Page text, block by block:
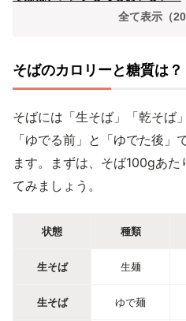
全て表示（20
そばのカロリーと糖質は？
そばには「生そば」「乾そば
「ゆでる前」と「ゆでた後」
ます。まずは、そば100gあ
てみましょう。
状態 種類
生そば 生麺
生そば ゆで麺